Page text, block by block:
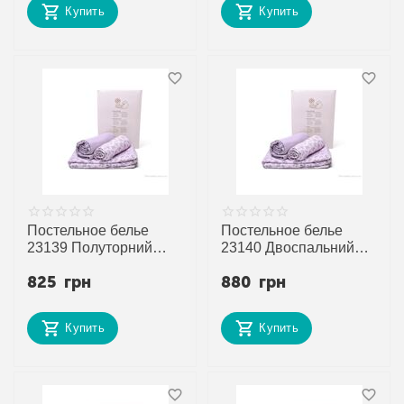
прямого поставщика
Купить Купить
Постельное белье
23139 Полуторний
purple (2 шт. р.сетка )
оптом от прямого
поставщика
825 грн
Купить
Постельное белье
23140 Двоспальний
180x220 purple (2 шт.
недорого оптом от
прямого поставщика
880 грн
Купить